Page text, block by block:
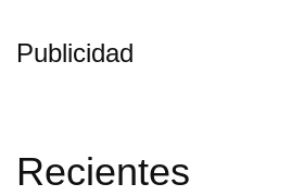
Publicidad
Recientes